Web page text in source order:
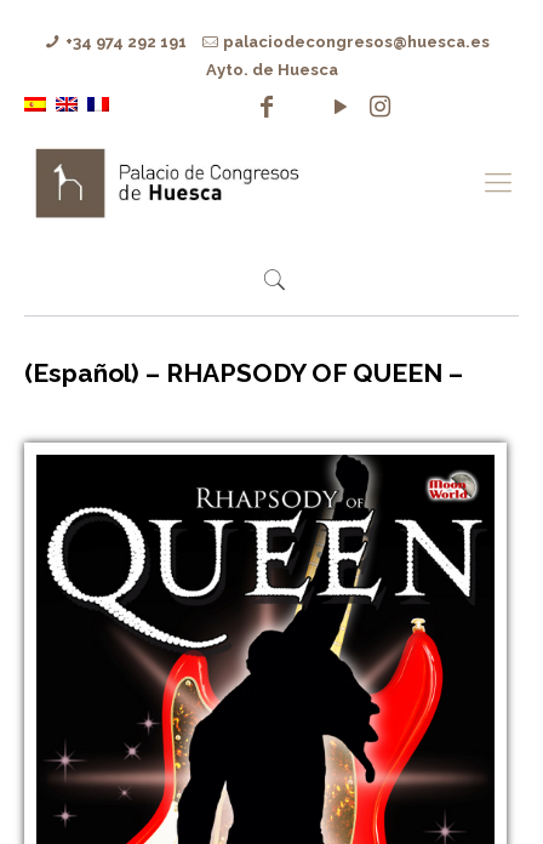
+34 974 292 191
palaciodecongresos@huesca.es
Ayto. de Huesca
(Español) – RHAPSODY OF QUEEN –